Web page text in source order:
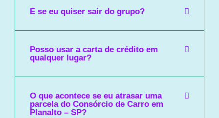
E se eu quiser sair do grupo?
Posso usar a carta de crédito em
qualquer lugar?
O que acontece se eu atrasar uma
parcela do Consórcio de Carro em
Planalto – SP?